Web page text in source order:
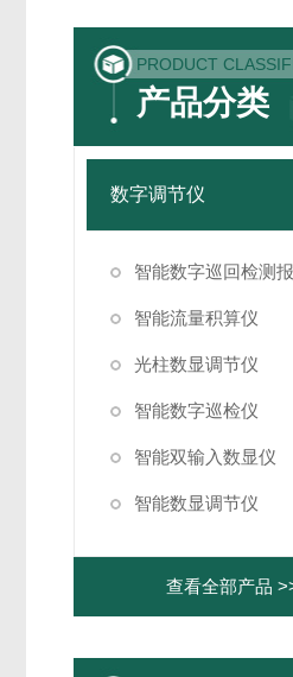
PRODUCT
产品分类
数字调节仪
智能数字巡回检测
智能流量积算仪
光柱数显调节仪
智能数字巡检仪
智能双输入数显仪
智能数显调节仪
查看全部产品